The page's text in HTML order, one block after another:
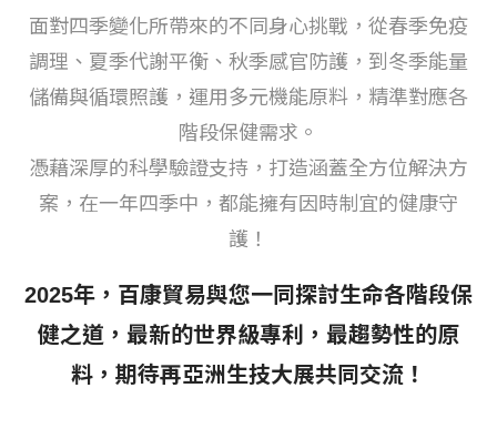
面對四季變化所帶來的不同身心挑戰，從春季免疫
調理、夏季代謝平衡、秋季感官防護，到冬季能量
儲備與循環照護，運用多元機能原料，精準對應各
階段保健需求。
憑藉深厚的科學驗證支持，打造涵蓋全方位解決方
案，在一年四季中，都能擁有因時制宜的健康守
護！
2025年，百康貿易與您一同探討生命各階段保
健之道，最新的世界級專利，最趨勢性的原
料，期待再亞洲生技大展共同交流！